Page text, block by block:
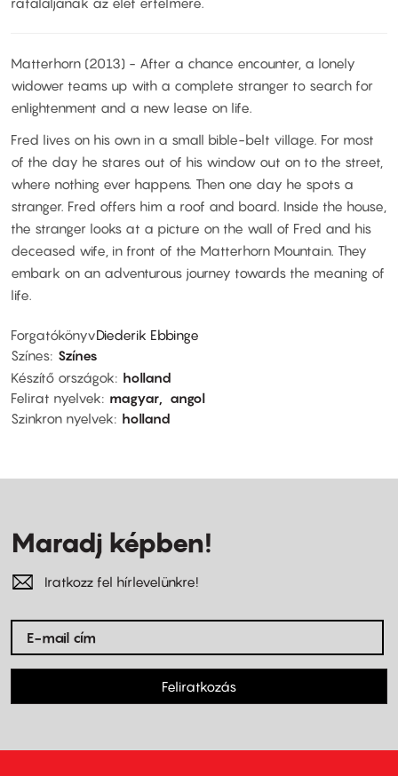
Matterhorn (2013) - After a chance encounter, a lonely
widower teams up with a complete stranger to search for
enlightenment and a new lease on life.
Fred lives on his own in a small bible-belt village. For most
of the day he stares out of his window out on to the street,
where nothing ever happens. Then one day he spots a
stranger. Fred offers him a roof and board. Inside the house,
the stranger looks at a picture on the wall of Fred and his
deceased wife, in front of the Matterhorn Mountain. They
embark on an adventurous journey towards the meaning of
life.
ForgatókönyvDiederik Ebbinge
Színes Színes
Készítő országok
holland
Felirat nyelvek
magyar
angol
Szinkron nyelvek
holland
Maradj képben!
Iratkozz fel hírlevelünkre!
Feliratkozás